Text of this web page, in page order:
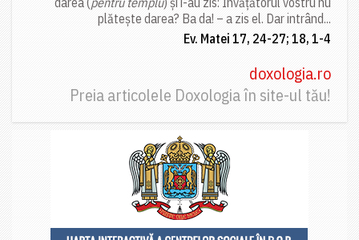
plătește darea? Ba da! – a zis el. Dar intrând...
Ev. Matei 17, 24-27; 18, 1-4
doxologia.ro
Preia articolele Doxologia în site-ul tău!